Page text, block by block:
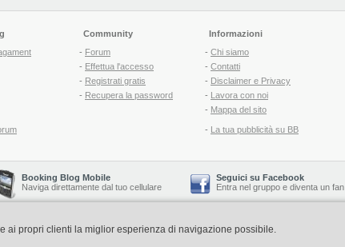
Community
- Forum
- Effettua l'accesso
- Registrati gratis
- Recupera la password
Informazioni
- Chi siamo
- Contatti
- Disclaimer e Privacy
- Lavora con noi
- Mappa del sito
- La tua pubblicità su BB
Booking Blog Mobile
Naviga direttamente dal tuo cellulare
Seguici su Facebook
Entra nel gruppo e diventa un fan
QNT S.r.l. Socio Unico -www.qnt.it-Booking Blog™ -Il blog del Web Marketing Turistico
ai propri clienti la miglior esperienza di navigazione possibile.